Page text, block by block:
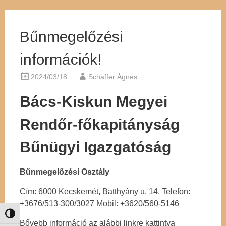
Nagy kontraszt váltása
Bűnmegelőzési
információk!
2024/03/18 Schaffer Ágnes
Bács-Kiskun Megyei
Rendőr-főkapitányság
Bűnügyi Igazgatóság
Bűnmegelőzési Osztály
Cím: 6000 Kecskemét, Batthyány u. 14. Telefon:
+3676/513-300/3027 Mobil: +3620/560-5146
Bővebb információ az alábbi linkre kattintva